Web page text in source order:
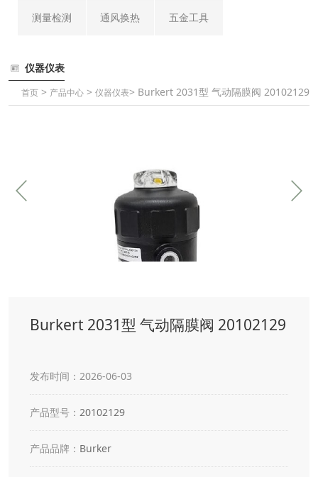
测量检测 通风换热 五金工具
仪器仪表
首页 > 产品中心 > 仪器仪表> Burkert 2031型 气动隔膜阀 20102129
Burkert 2031型 气动隔膜阀 20102129
发布时间：2026-06-03
产品型号： 20102129
产品品牌： Burker